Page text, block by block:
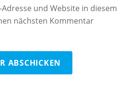
Adresse und Website in diesem
nächsten Kommentar